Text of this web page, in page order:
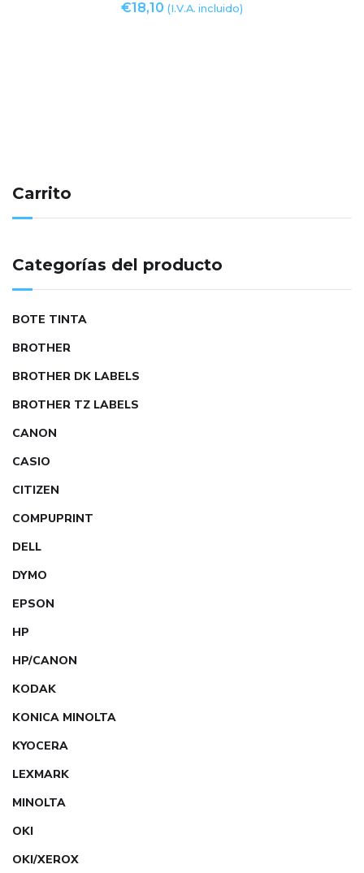
€18,10 (I.V.A. incluido)
Carrito
Categorías del producto
BOTE TINTA
BROTHER
BROTHER DK LABELS
BROTHER TZ LABELS
CANON
CASIO
CITIZEN
COMPUPRINT
DELL
DYMO
EPSON
HP
HP/CANON
KODAK
KONICA MINOLTA
KYOCERA
LEXMARK
MINOLTA
OKI
OKI/XEROX